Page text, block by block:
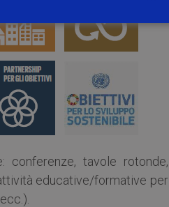
conferenze, tavole rotonde,
educative/formative per